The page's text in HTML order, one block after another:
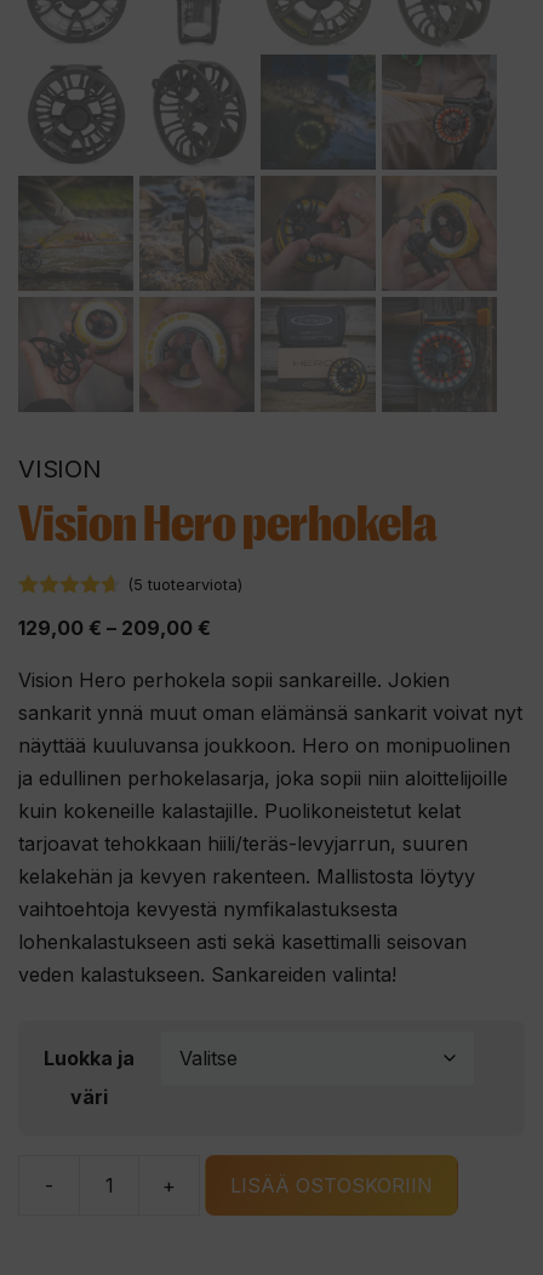
VISION
Vision Hero perhokela
(5 tuotearviota)
129,00 € – 209,00 €
-
209,00 €
Vision Hero perhokela sopii sankareille. Jokien
sankarit ynnä muut oman elämänsä sankarit voivat nyt
näyttää kuuluvansa joukkoon. Hero on monipuolinen
ja edullinen perhokelasarja, joka sopii niin aloittelijoille
kuin kokeneille kalastajille. Puolikoneistetut kelat
tarjoavat tehokkaan hiili/teräs-levyjarrun, suuren
kelakehän ja kevyen rakenteen. Mallistosta löytyy
vaihtoehtoja kevyestä nymfikalastuksesta
lohenkalastukseen asti sekä kasettimalli seisovan
veden kalastukseen. Sankareiden valinta!
Luokka ja
väri
-
Vision
+ LISÄÄ OSTOSKORIIN